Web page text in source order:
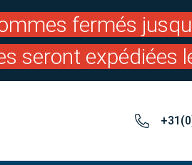
fermés
seront expédiées